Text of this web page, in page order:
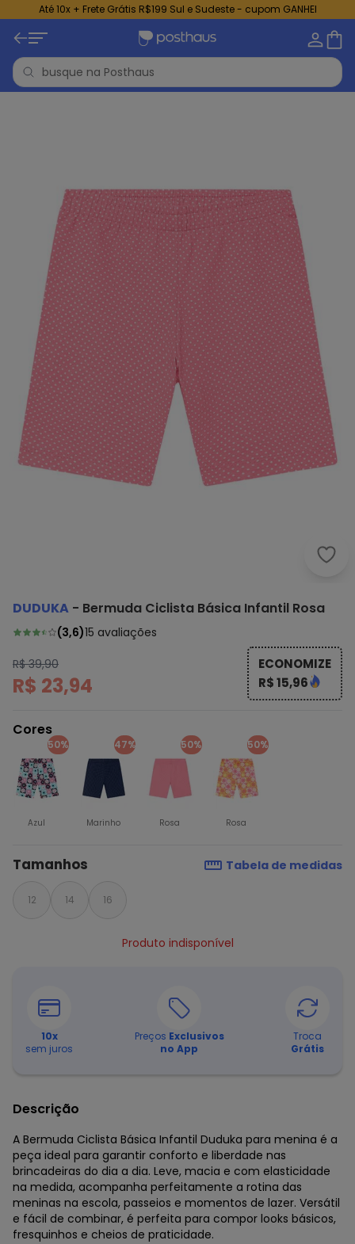
Até 10x + Frete Grátis R$199 Sul e Sudeste - cupom GANHEI
DUDUKA - Bermuda Ciclista Básica Infantil Rosa
(3,6)15 avaliações
R$ 39,90
R$ 23,94
ECONOMIZE
R$ 15,96
Cores
50%
Azul
47%
Marinho
50%
Rosa
50%
Rosa
Tamanhos Tabela de medidas
12 14 16
Produto indisponível
10x
sem juros
Preços Exclusivos
no App
Troca
Grátis
Descrição
A Bermuda Ciclista Básica Infantil Duduka para menina é a
peça ideal para garantir conforto e liberdade nas
brincadeiras do dia a dia. Leve, macia e com elasticidade
na medida, acompanha perfeitamente a rotina das
meninas na escola, passeios e momentos de lazer. Versátil
e fácil de combinar, é perfeita para compor looks básicos,
fresquinhos e cheios de praticidade.